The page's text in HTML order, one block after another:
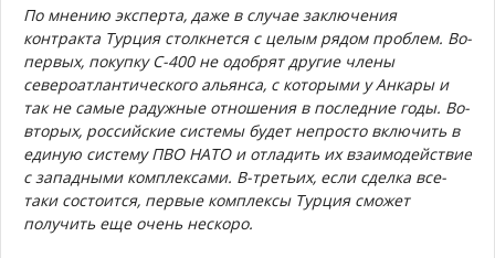
По мнению эксперта, даже в случае заключения
контракта Турция столкнется с целым рядом проблем. Во-
первых, покупку С-400 не одобрят другие члены
североатлантического альянса, с которыми у Анкары и
так не самые радужные отношения в последние годы. Во-
вторых, российские системы будет непросто включить в
единую систему ПВО НАТО и отладить их взаимодействие
с западными комплексами. В-третьих, если сделка все-
таки состоится, первые комплексы Турция сможет
получить еще очень нескоро.